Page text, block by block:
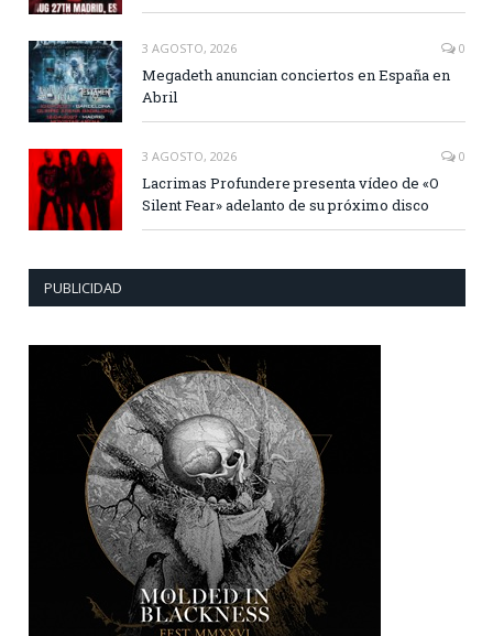
3 AGOSTO, 2026 0
Megadeth anuncian conciertos en España en
Abril
3 AGOSTO, 2026 0
Lacrimas Profundere presenta vídeo de «O
Silent Fear» adelanto de su próximo disco
PUBLICIDAD